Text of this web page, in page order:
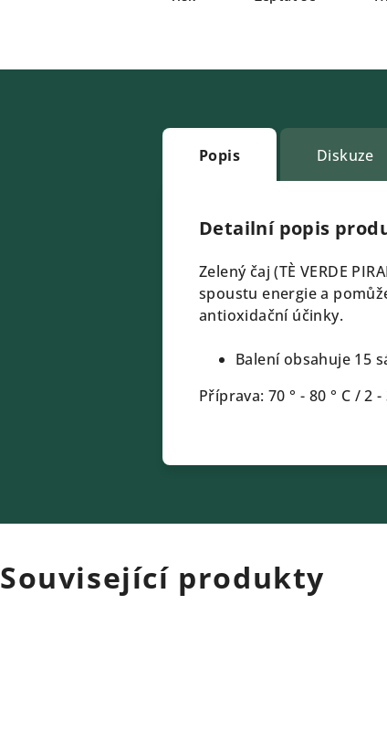
Popis Diskuze
Detailní popis
Zelený čaj (TÈ VERDE
spoustu energie a
antioxidační účinky.
Balení obsahuje 15
Příprava: 70 ° - 80 ° C / 2
Související produkty